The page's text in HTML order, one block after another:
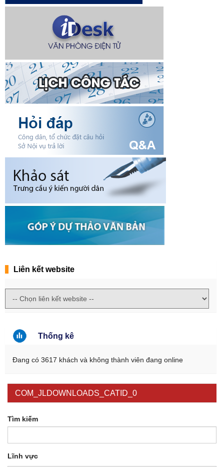
Liên kết website
Thống kê
Đang có 3617 khách và không thành viên đang online
COM_JLDOWNLOADS_CATID_0
Tìm kiếm
Lĩnh vực